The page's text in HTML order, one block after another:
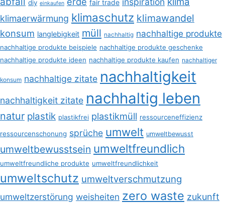
diy einkaufen fair trade
klimaerwärmung klimaschutz klimawandel
konsum langlebigkeit müll nachhaltig nachhaltige produkte
nachhaltige produkte beispiele nachhaltige produkte geschenke
nachhaltige produkte ideen nachhaltige produkte kaufen nachhaltiger
konsum nachhaltige zitate nachhaltigkeit
nachhaltigkeit zitate nachhaltig leben
natur plastik plastikfrei plastikmüll ressourceneffizienz
ressourcenschonung sprüche umwelt umweltbewusst
umweltbewusstsein umweltfreundlich
umweltfreundliche produkte umweltfreundlichkeit
umweltschutz umweltverschmutzung
umweltzerstörung weisheiten zero waste zukunft